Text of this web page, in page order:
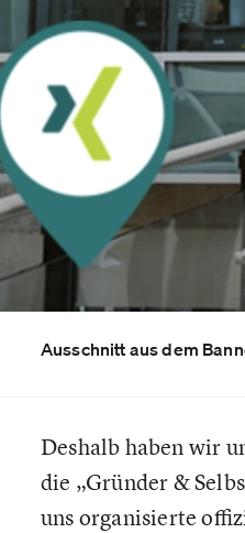
Ausschnitt aus dem
Deshalb haben wir
die „Gründer &
uns organisierte